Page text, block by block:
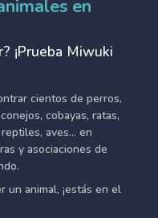
en
¡Prueba Miwuki
cientos de perros,
cobayas, ratas,
aves... en
y asociaciones de
un animal, ¡estás en el